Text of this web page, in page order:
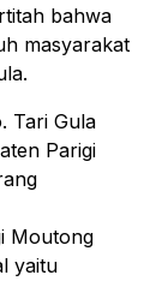
bahwa
masyarakat
Tari Gula
Parigi
Moutong
yaitu